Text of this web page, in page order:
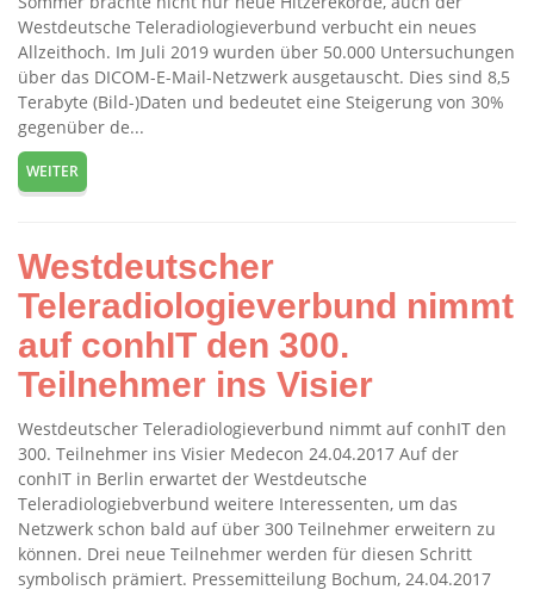
Westdeutsche Teleradiologieverbund verbucht ein neues
Allzeithoch. Im Juli 2019 wurden über 50.000 Untersuchungen
über das DICOM-E-Mail-Netzwerk ausgetauscht. Dies sind 8,5
Terabyte (Bild-)Daten und bedeutet eine Steigerung von 30%
gegenüber de...
WEITER
Westdeutscher
Teleradiologieverbund nimmt
auf conhIT den 300.
Teilnehmer ins Visier
Westdeutscher Teleradiologieverbund nimmt auf conhIT den
300. Teilnehmer ins Visier Medecon 24.04.2017 Auf der
conhIT in Berlin erwartet der Westdeutsche
Teleradiologiebverbund weitere Interessenten, um das
Netzwerk schon bald auf über 300 Teilnehmer erweitern zu
können. Drei neue Teilnehmer werden für diesen Schritt
symbolisch prämiert. Pressemitteilung Bochum, 24.04.2017